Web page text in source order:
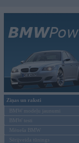
Ziņas un raksti
BMW modeļu jaunumi
BMW testi
Mēneša BMW
Sērijveida tūnings